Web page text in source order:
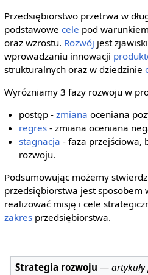
Przedsiębiorstwo przetrwa w
podstawowe cele pod
oraz wzrostu. Rozwój jest
wprowadzaniu innowacji
strukturalnych oraz w dziedzinie
Wyróżniamy 3 fazy rozwoju w
postęp -zmiana oceniana
regres - zmiana oceniana
stagnacja - faza przejściowa,
rozwoju.
Podsumowując możemy
przedsiębiorstwa jest sposobem
realizować misję i cele
zakresprzedsiębiorstwa.
Strategia rozwoju —